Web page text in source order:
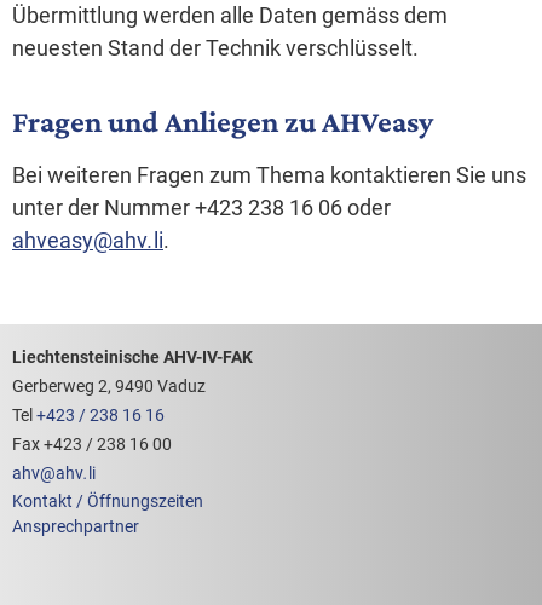
Übermittlung werden alle Daten gemäss dem
neuesten Stand der Technik verschlüsselt.
Fragen und Anliegen zu AHVeasy
Bei weiteren Fragen zum Thema kontaktieren Sie uns
unter der Nummer +423 238 16 06 oder
ahveasy@ahv. li.
Footerbereich mit hilfreichen Links
Liechtensteinische AHV-IV-FAK
Gerberweg 2, 9490 Vaduz
Tel +423 / 238 16 16
Fax +423 / 238 16 00
ahv@ahv. li
Kontakt / Öffnungszeiten
Ansprechpartner